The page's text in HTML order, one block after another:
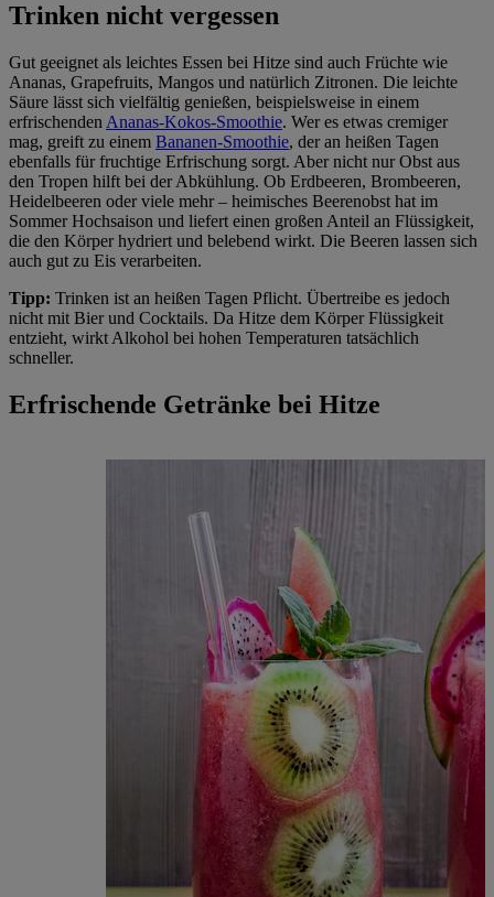
Trinken nicht vergessen
Gut geeignet als leichtes Essen bei Hitze sind auch Früchte wie
Ananas, Grapefruits, Mangos und natürlich Zitronen. Die leichte
Säure lässt sich vielfältig genießen, beispielsweise in einem
erfrischenden Ananas-Kokos-Smoothie. Wer es etwas cremiger
mag, greift zu einem Bananen-Smoothie, der an heißen Tagen
ebenfalls für fruchtige Erfrischung sorgt. Aber nicht nur Obst aus
den Tropen hilft bei der Abkühlung. Ob Erdbeeren, Brombeeren,
Heidelbeeren oder viele mehr – heimisches Beerenobst hat im
Sommer Hochsaison und liefert einen großen Anteil an Flüssigkeit,
die den Körper hydriert und belebend wirkt. Die Beeren lassen sich
auch gut zu Eis verarbeiten.
Tipp: Trinken ist an heißen Tagen Pflicht. Übertreibe es jedoch
nicht mit Bier und Cocktails. Da Hitze dem Körper Flüssigkeit
entzieht, wirkt Alkohol bei hohen Temperaturen tatsächlich
schneller.
Erfrischende Getränke bei Hitze